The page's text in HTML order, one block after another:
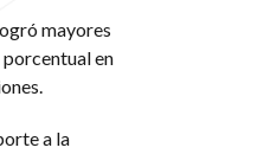
mayores
porcentual en
a la